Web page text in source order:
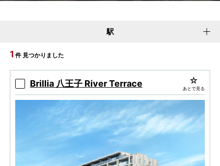
駅
1 件 見つかりました
Brillia 八王子 River Terrace あとで見る